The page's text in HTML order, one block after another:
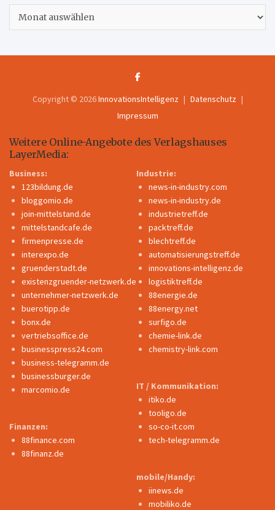
Copyright © 2026InnovationsIntelligenz
Datenschutz
Impressum
Weitere Online-Angebote des Verlagshauses
LayerMedia:
Business:
123bildung.de
bloggomio.de
join-mittelstand.de
mittelstandcafe.de
firmenpresse.de
interexpo.de
gruenderstadt.de
existenzgruender-netzwerk.de
unternehmer-netzwerk.de
buerotipp.de
bonx.de
vertriebsoffice.de
businesspress24.com
business-telegramm.de
businessburger.de
marcomio.de
Finanzen:
88finance.com
88finanz.de
Industrie:
news-in-industry.com
news-in-industry.de
industrietreff.de
packtreff.de
blechtreff.de
automatisierungstreff.de
innovations-intelligenz.de
logistiktreff.de
88energie.de
88energy.net
surfigo.de
chemie-link.de
chemistry-link.com
IT / Kommunikation:
itiko.de
tooligo.de
so-co-it.com
tech-telegramm.de
mobile/Handy:
iinews.de
mobiliko.de